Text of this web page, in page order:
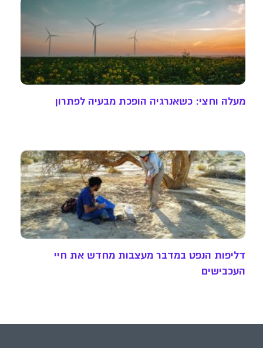
מעלה וחצי: כשאנרגיה הופכת מבעיה לפתרון
דליפות הנפט במדבר מעצבות מחדש את חיי
העכבישים